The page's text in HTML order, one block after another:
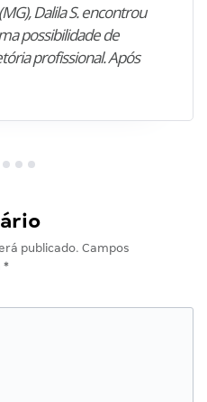
Dalila S. encontrou
possibilidade de
profissional. Após
publicado. Campos
*